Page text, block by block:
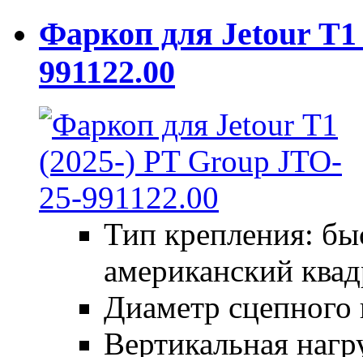
Фаркоп для Jetour
991122.00
Тип крепления:
американский
Диаметр
Вертикальная